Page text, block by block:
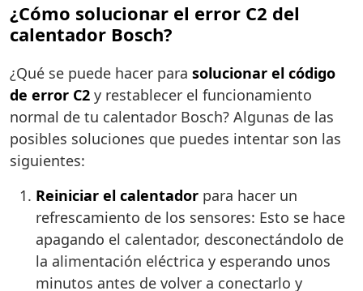
¿Cómo solucionar el error C2 del
calentador Bosch?
¿Qué se puede hacer para solucionar el código
de error C2 y restablecer el funcionamiento
normal de tu calentador Bosch? Algunas de las
posibles soluciones que puedes intentar son las
siguientes:
Reiniciar el calentador para hacer un
refrescamiento de los sensores: Esto se hace
apagando el calentador, desconectándolo de
la alimentación eléctrica y esperando unos
minutos antes de volver a conectarlo y